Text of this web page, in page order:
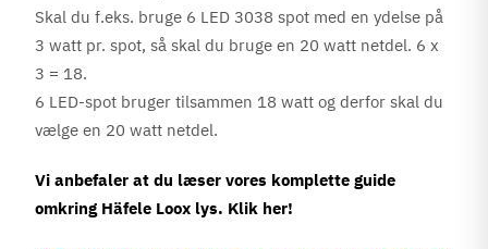
Skal du f.eks. bruge 6 LED 3038 spot med en ydelse på
3 watt pr. spot, så skal du bruge en 20 watt netdel. 6 x
3 = 18.
6 LED-spot bruger tilsammen 18 watt og derfor skal du
vælge en 20 watt netdel.
Vi anbefaler at du læser vores komplette guide
omkring Häfele Loox lys. Klik her!